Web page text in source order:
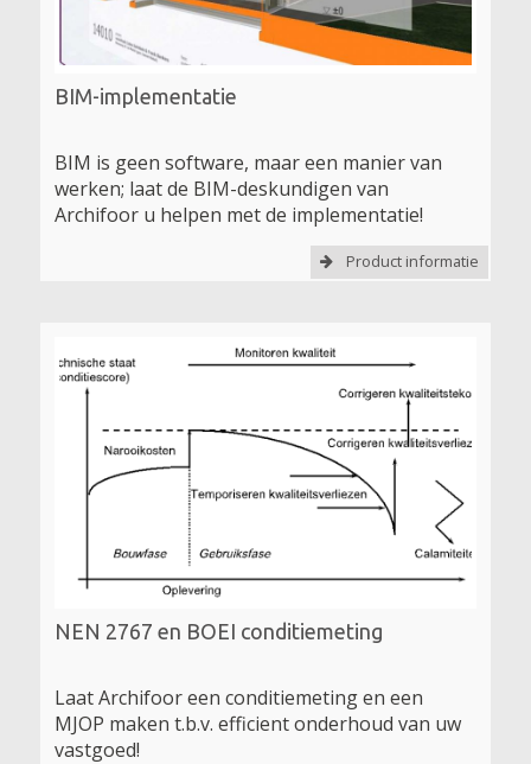
BIM-implementatie
BIM is geen software, maar een manier van
werken; laat de BIM-deskundigen van
Archifoor u helpen met de implementatie!
Product informatie
NEN 2767 en BOEI conditiemeting
Laat Archifoor een conditiemeting en een
MJOP maken t.b.v. efficient onderhoud van uw
vastgoed!